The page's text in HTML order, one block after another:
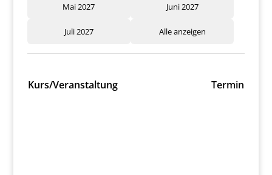
Mai 2027 Juni 2027
Juli 2027 Alle anzeigen
Kurs/Veranstaltung Termin